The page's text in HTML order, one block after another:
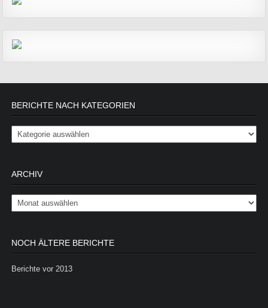
BERICHTE NACH KATEGORIEN
Berichte nach Kategorien
ARCHIV
Archiv
NOCH ÄLTERE BERICHTE
Berichte vor 2013